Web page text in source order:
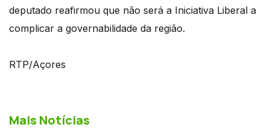
deputado reafirmou que não será a Iniciativa Liberal a
complicar a governabilidade da região.
RTP/Açores
Mais Notícias